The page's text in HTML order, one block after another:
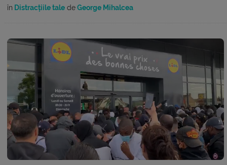
în Distracțiile tale deGeorge Mihalcea